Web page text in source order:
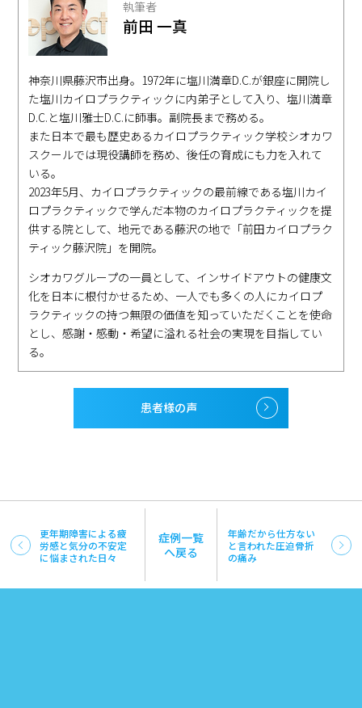
執筆者
前田 一真
神奈川県藤沢市出身。1972年に塩川満章D.C.が銀座に開院し
た塩川カイロプラクティックに内弟子として入り、塩川満章
D.C.と塩川雅士D.C.に師事。副院長まで務める。
また日本で最も歴史あるカイロプラクティック学校シオカワ
スクールでは現役講師を務め、後任の育成にも力を入れて
いる。
2023年5月、カイロプラクティックの最前線である塩川カイ
ロプラクティックで学んだ本物のカイロプラクティックを提
供する院として、地元である藤沢の地で「前田カイロプラク
ティック藤沢院」を開院。
シオカワグループの一員として、インサイドアウトの健康文
化を日本に根付かせるため、一人でも多くの人にカイロプ
ラクティックの持つ無限の価値を知っていただくことを使命
とし、感謝・感動・希望に溢れる社会の実現を目指してい
る。
患者様の声
更年期障害による疲
労感と気分の不安定
に悩まされた日々
症例一覧
へ戻る
年齢だから仕方ない
と言われた圧迫骨折
の痛み